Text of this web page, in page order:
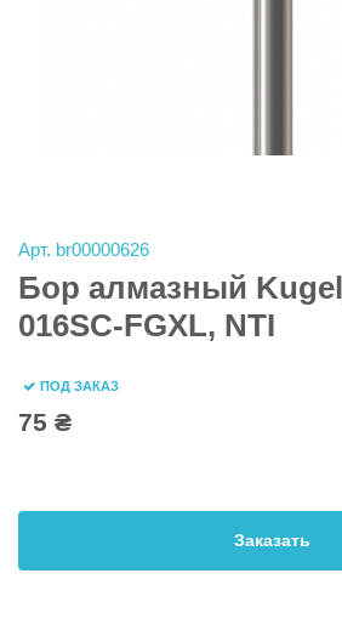
Арт. br00000626
Бор алмазный
016SC-FGXL, NTI
ПОД ЗАКАЗ
75 ₴
Заказать